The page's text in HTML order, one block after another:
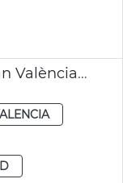
Presentación calendario Plan València Más Segura